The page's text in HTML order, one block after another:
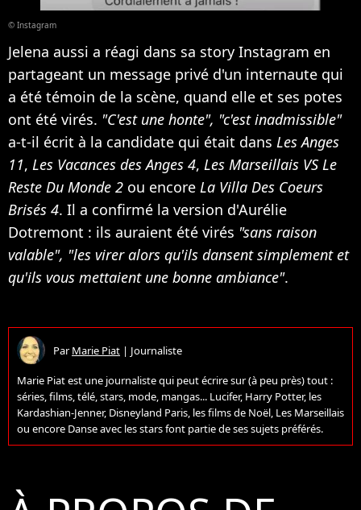
© Instagram
Jelena aussi a réagi dans sa story Instagram en
partageant un message privé d'un internaute qui
a été témoin de la scène, quand elle et ses potes
ont été virés. "C'est une honte", "c'est inadmissible"
a-t-il écrit à la candidate qui était dans Les Anges
11, Les Vacances des Anges 4, Les Marseillais VS Le
Reste Du Monde 2 ou encore La Villa Des Coeurs
Brisés 4. Il a confirmé la version d'Aurélie
Dotremont : ils auraient été virés "sans raison
valable", "les virer alors qu'ils dansent simplement et
qu'ils vous mettaient une bonne ambiance".
ParMarie Piat | Journaliste
Marie Piat est une journaliste qui peut écrire sur (à peu près) tout :
séries, films, télé, stars, mode, mangas... Lucifer, Harry Potter, les
Kardashian-Jenner, Disneyland Paris, les films de Noël, Les Marseillais
ou encore Danse avec les stars font partie de ses sujets préférés.